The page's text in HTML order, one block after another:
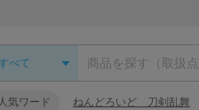
人気ワード ねんどろいど 刀剣乱舞